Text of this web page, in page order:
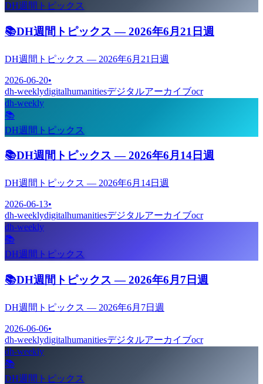
DH週間トピックス
📚DH週間トピックス — 2026年6月21日週
DH週間トピックス — 2026年6月21日週
2026-06-20•
dh-weeklydigitalhumanitiesデジタルアーカイブocr
dh-weekly
📚
DH週間トピックス
📚DH週間トピックス — 2026年6月14日週
DH週間トピックス — 2026年6月14日週
2026-06-13•
dh-weeklydigitalhumanitiesデジタルアーカイブocr
dh-weekly
📚
DH週間トピックス
📚DH週間トピックス — 2026年6月7日週
DH週間トピックス — 2026年6月7日週
2026-06-06•
dh-weeklydigitalhumanitiesデジタルアーカイブocr
dh-weekly
📚
DH週間トピックス